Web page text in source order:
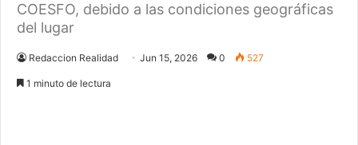
COESFO, debido a las condiciones geográficas
del lugar
Redaccion Realidad Jun 15, 2026 0 527
1 minuto de lectura